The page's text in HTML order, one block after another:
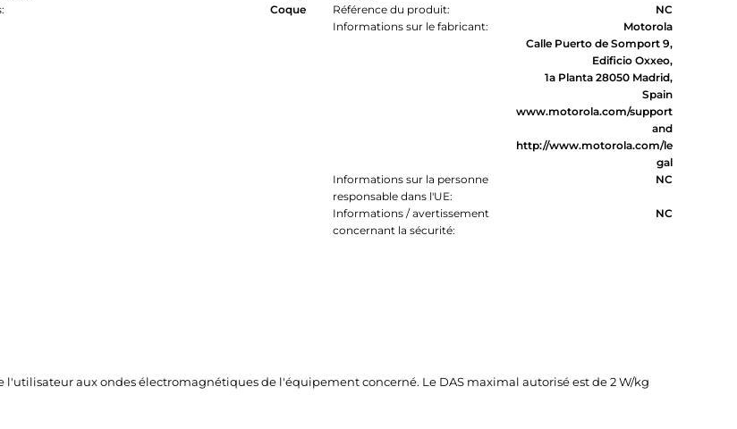
Coque Référence du produit:
NC
Informations sur le fabricant:
Motorola
Calle Puerto de Somport 9,
Edificio Oxxeo,
1a Planta 28050 Madrid,
Spain
www.motorola.com/support
and
http://www.motorola.com/le
gal
Informations sur la personne
responsable dans l'UE:
NC
Informations / avertissement
concernant la sécurité:
NC
aux ondes électromagnétiques de l'équipement concerné. Le DAS maximal autorisé est de 2 W/kg